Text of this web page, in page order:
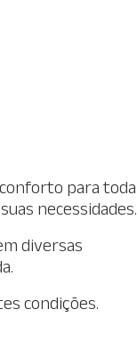
para toda
necessidades.
diversas
condições.